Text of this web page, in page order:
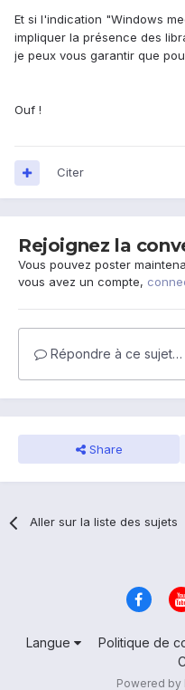
Et si l'indication "Windows
impliquer la présence des
je peux vous garantir que
Ouf !
Citer
Rejoignez la
Vous pouvez poster
vous avez un compte,
Répondre à ce sujet…
Share
Aller sur la liste des sujets
Langue Politique de
Powered by